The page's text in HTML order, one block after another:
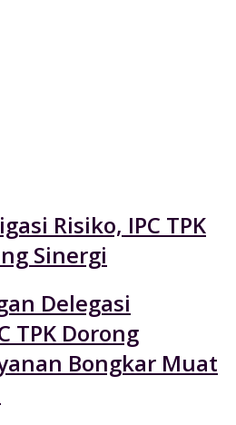
Risiko, IPC TPK
Sinergi
Delegasi
TPK Dorong
Bongkar Muat